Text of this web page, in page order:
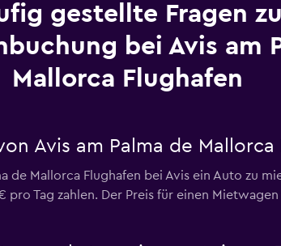
gestellte Fragen
bei Avis am
Mallorca Flughafen
Avis am Palma de Mallorca
de Mallorca Flughafen bei Avis ein Auto zu
Tag zahlen. Der Preis für einen